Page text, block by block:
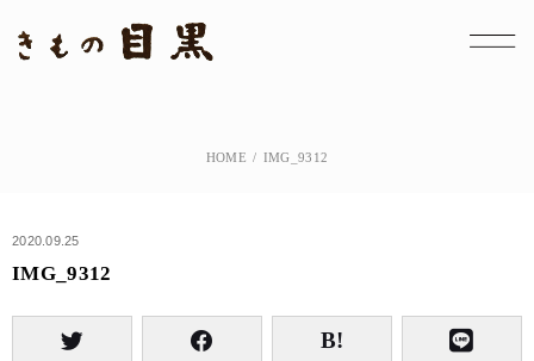
HOME IMG_9312
2020.09.25
IMG_9312